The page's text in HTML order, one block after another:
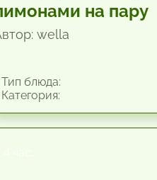
на пару
wella
блюда: